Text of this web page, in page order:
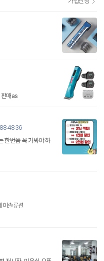
용기 판매as
한번쯤 꼭 가봐야 하
어솔류션